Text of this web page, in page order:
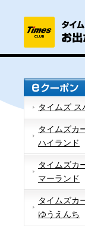
タイムズ ス
タイムズカ
ハイランド
タイムズカ
マーランド
タイムズカ
ゆうえんち